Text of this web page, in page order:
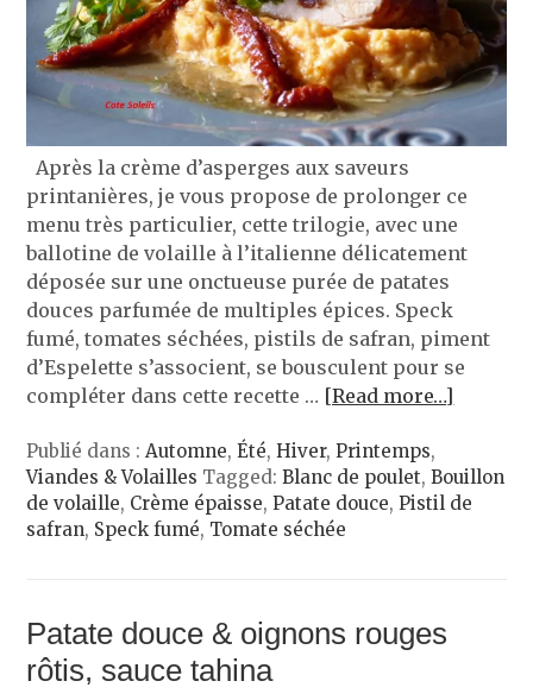
Après la crème d’asperges aux saveurs
printanières, je vous propose de prolonger ce
menu très particulier, cette trilogie, avec une
ballotine de volaille à l’italienne délicatement
déposée sur une onctueuse purée de patates
douces parfumée de multiples épices. Speck
fumé, tomates séchées, pistils de safran, piment
d’Espelette s’associent, se bousculent pour se
compléter dans cette recette … [Read more…]
Publié dans : Automne,Été,Hiver,Printemps,
Viandes & Volailles Tagged:Blanc de poulet,Bouillon
de volaille, Crème épaisse,Patate douce,Pistil de
safran, Speck fumé, Tomate séchée
Patate douce & oignons rouges
rôtis, sauce tahina